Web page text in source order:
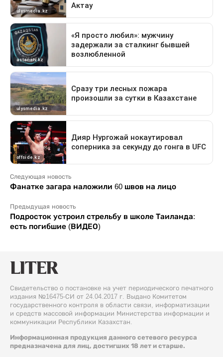
Следующая новость
Фанатке загара наложили 60 швов на лицо
Предыдущая новость
Подросток устроил стрельбу в школе Таиланда:
есть погибшие (ВИДЕО)
Свидетельство о постановке на учет периодического печатного
издания №16475-СИ от 24.04.2017 г. Выдано Комитетом
государственного контроля в области связи, информатизации
и средств массовой информации Министерства информации и
коммуникации Республики Казахстан.
Информационная продукция данного сетевого ресурса
предназначена для лиц, достигших 18 лет и старше.